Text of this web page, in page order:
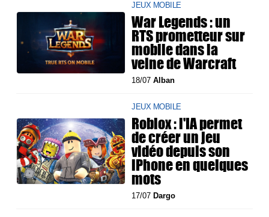
JEUX MOBILE
War Legends : un
RTS prometteur sur
mobile dans la
veine de Warcraft
18/07Alban
JEUX MOBILE
Roblox : l'IA permet
de créer un jeu
vidéo depuis son
iPhone en quelques
mots
17/07 Dargo